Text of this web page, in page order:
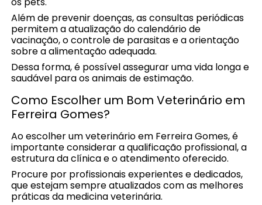
Além de prevenir doenças, as consultas periódicas
permitem a atualização do calendário de
vacinação, o controle de parasitas e a orientação
sobre a alimentação adequada.
Dessa forma, é possível assegurar uma vida longa e
saudável para os animais de estimação.
Como Escolher um Bom Veterinário em
Ferreira Gomes?
Ao escolher um veterinário em Ferreira Gomes, é
importante considerar a qualificação profissional, a
estrutura da clínica e o atendimento oferecido.
Procure por profissionais experientes e dedicados,
que estejam sempre atualizados com as melhores
práticas da medicina veterinária.